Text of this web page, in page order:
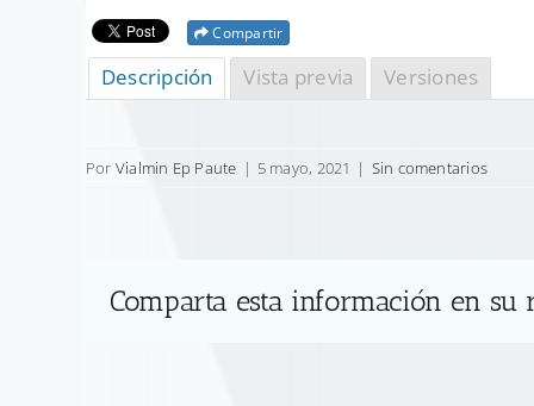
Compartir
Descripción Vista previa Versiones
Por Vialmin Ep Paute | 5 mayo, 2021 | Sin comentarios
Comparta esta información en su